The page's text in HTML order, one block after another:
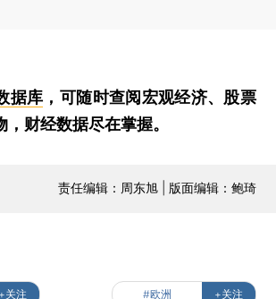
据库 ，可随时查阅宏观经济、股票
财经数据尽在掌握。
责任编辑：周东旭 | 版面编辑：鲍琦
+关注 #欧洲 +关注